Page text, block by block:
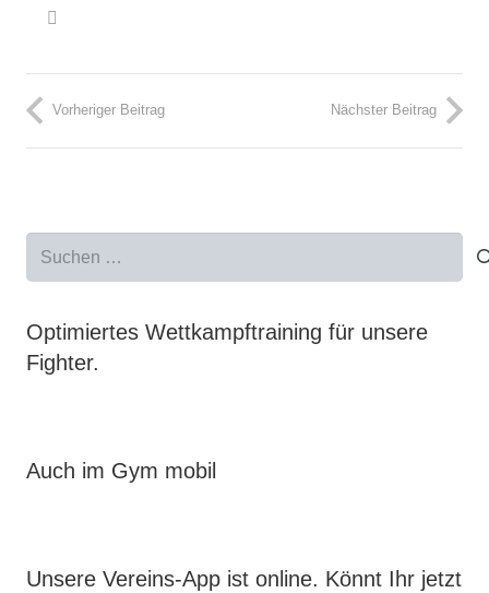
Vorheriger Beitrag Nächster Beitrag
Optimiertes Wettkampftraining für unsere
Fighter.
Auch im Gym mobil
Unsere Vereins-App ist online. Könnt Ihr jetzt